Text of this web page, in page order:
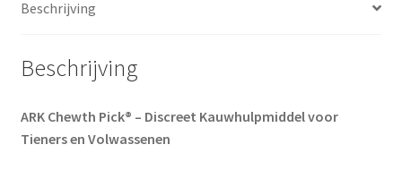
Beschrijving
Beschrijving
ARK Chewth Pick® – Discreet Kauwhulpmiddel voor
Tieners en Volwassenen